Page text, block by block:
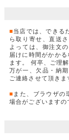
■当店では、できる
ら取り寄せ、直送
よっては、御注文
届けに時間がかか
ます。 何卒、ご理
万が一、欠品・納
ご連絡させて頂きま
■ また、ブラウザの
場合がございますの